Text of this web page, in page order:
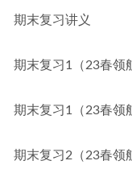
期末复习讲义
期末复习1（23春领
期末复习1（23春领
期末复习2（23春领